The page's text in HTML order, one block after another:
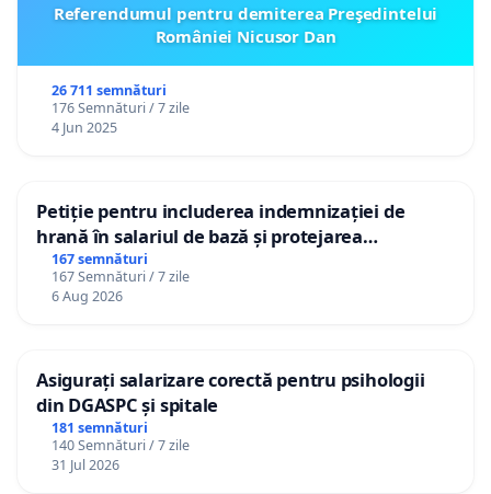
cetățenilor;
- Publicarea transparentă a costurilor aferente
spectacolelor pirotehnice;
- Consultarea cetățenilor înaintea aprobării
finanțării unor astfel de activități.
Prin prezenta petiție nu solicităm eliminarea
unor forme de celebrare mai responsabile, mai
moderne și mai adaptate nevoilor întregii
comunități.
Cu respect,
Referendumul pentru demiterea Preşedintelui
României Nicusor Dan
26 711 semnături
176 Semnături / 7 zile
4 Jun 2025
Petiție pentru includerea indemnizației de
hrană în salariul de bază și protejarea
gradațiilor de vechime pentru asistenții
personali
167 semnături
167 Semnături / 7 zile
6 Aug 2026
Asigurați salarizare corectă pentru psihologii
din DGASPC și spitale
181 semnături
140 Semnături / 7 zile
31 Jul 2026